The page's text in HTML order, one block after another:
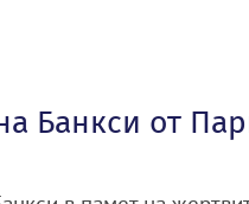
Банкси от